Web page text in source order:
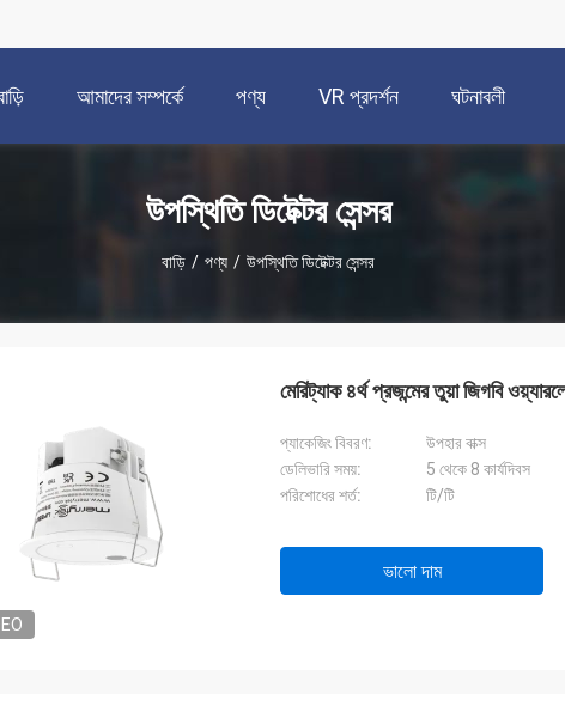
আমাদের সম্পর্কে পণ্য VR প্রদর্শন ঘটনাবলী
উপস্থিতি ডিটেক্টর সেন্সর
বাড়ি / পণ্য / উপস্থিতি ডিটেক্টর সেন্সর
মেরিট্যাক ৪র্থ প্রজন্মের তুয়া জিগবি
প্যাকেজিং বিবরণ:
উপহার বাক্স
ডেলিভারি সময়:
5 থেকে 8 কার্যদিবস
পরিশোধের শর্ত:
টি/টি
ভালো দাম